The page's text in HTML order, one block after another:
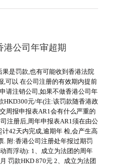
港公司年审超期
是罚款,也有可能收到香港法院
,可以 在公司注册的有效期内提前
请注销公司,如果不做香港公司年
HKD300元/年(注:该罚款随香港政
周报申报表AR1会有什么严重的
注册后,周年申报表AR1须在由公
42天内完成,逾期年 检,会产生高
. 附:香港公司注册处年报过期罚
而浮动): 1、成立为法团的周年
罚款HKD 870元 2、成立为法团